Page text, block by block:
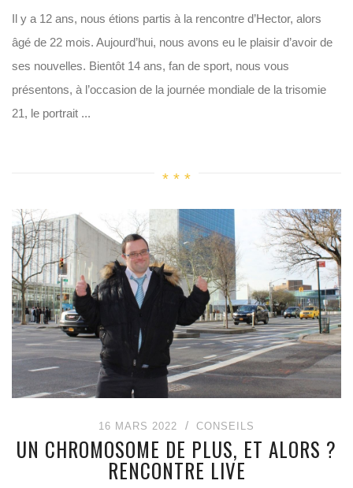
Il y a 12 ans, nous étions partis à la rencontre d’Hector, alors
âgé de 22 mois. Aujourd’hui, nous avons eu le plaisir d’avoir de
ses nouvelles. Bientôt 14 ans, fan de sport, nous vous
présentons, à l’occasion de la journée mondiale de la trisomie
21, le portrait ...
16 MARS 2022 CONSEILS
UN CHROMOSOME DE PLUS, ET ALORS ?
RENCONTRE LIVE